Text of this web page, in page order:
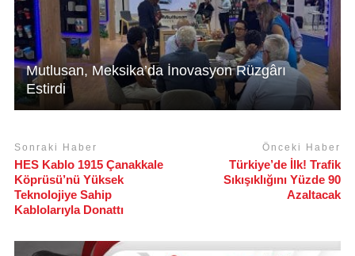
Mutlusan, Meksika’da İnovasyon Rüzgârı
Estirdi
Sonraki Haber
HES Kablo 1915 Çanakkale
Köprüsü’nü Yüksek
Teknolojiye Sahip
Kablolarıyla Donattı
Önceki Haber
Türkiye’de İlk! Trafik
Sıkışıklığını Yüzde 90
Azaltacak